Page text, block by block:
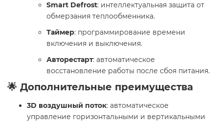
Smart Defrost: интеллектуальная защита от
обмерзания теплообменника.
Таймер: программирование времени
включения и выключения.
Авторестарт: автоматическое
восстановление работы после сбоя питания.
🌟 Дополнительные преимущества
3D воздушный поток: автоматическое
управление горизонтальными и вертикальными